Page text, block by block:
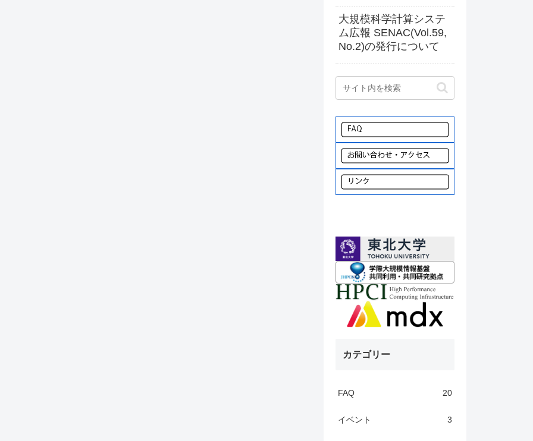
大規模科学計算システ
ム広報 SENAC(Vol.59,
No.2)の発行について
カテゴリー
FAQ 20
イベント 3